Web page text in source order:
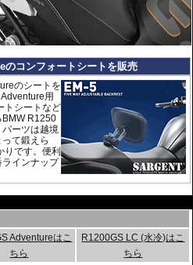
のコンフォートシートを販売
のシートを
用
トシートなど
BMW R1250
ーツは越境
て鍛えら
りです。便利
インナップ
Adventureはこ
ちら
R1200GS LC (水冷)はこ
ちら